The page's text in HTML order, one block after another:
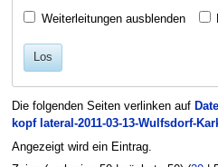
Weiterleitungen ausblenden
Los
Die folgenden Seiten verlinken auf
kopf lateral-2011-03-13-Wulfsdorf-
Angezeigt wird ein Eintrag.